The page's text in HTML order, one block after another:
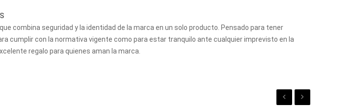
combina seguridad y la identidad de la marca en un solo producto. Pensado para tener
cumplir con la normativa vigente como para estar tranquilo ante cualquier imprevisto en la
regalo para quienes aman la marca.